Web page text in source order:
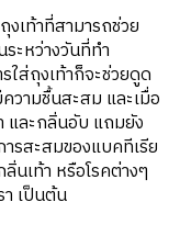
งเท้าที่สามารถช่วย
ะหว่างวันที่ทำ
ใส่ถุงเท้าก็จะช่วยดูด
วามชื้นสะสม และเมื่อ
และกลิ่นอับ แถมยัง
รสะสมของแบคทีเรีย
นเท้า หรือโรคต่างๆ
า เป็นต้น